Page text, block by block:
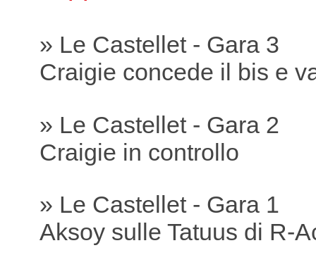
» Le Castellet - Gara 3
Craigie concede il bis e
» Le Castellet - Gara 2
Craigie in controllo
» Le Castellet - Gara 1
Aksoy sulle Tatuus di R-